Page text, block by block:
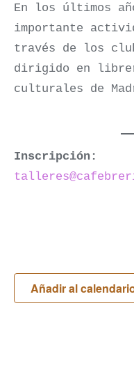
En los últimos
importante
través de los
dirigido en
culturales de
Inscripción:
Añadir al